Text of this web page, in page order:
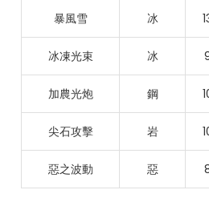
暴風雪 冰
冰凍光束 冰
加農光炮 鋼
尖石攻擊 岩
惡之波動 惡